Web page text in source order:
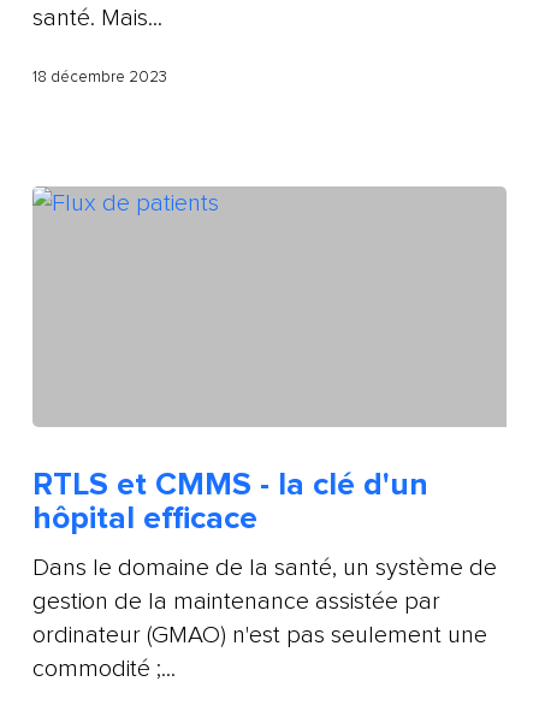
santé. Mais...
18 décembre 2023
RTLS et CMMS - la clé d'un
hôpital efficace
Dans le domaine de la santé, un système de
gestion de la maintenance assistée par
ordinateur (GMAO) n'est pas seulement une
commodité ;...